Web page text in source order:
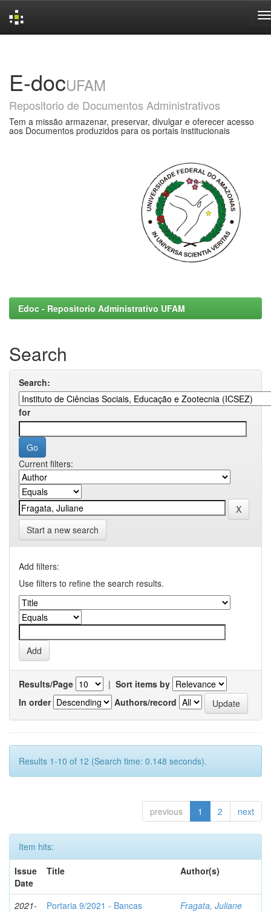
E-docUFAM
Repositorio de Documentos Administrativos
Tem a missão armazenar, preservar, divulgar e oferecer acesso
aos Documentos produzidos para os portais institucionais
Edoc - Repositorio Administrativo UFAM
Search
Search:
for
Current filters:
Start a new search
Add filters:
Use filters to refine the search results.
Results/Page | Sort items by
In order
Authors/record
Results 1-10 of 12 (Search time: 0.148 seconds).
previous 1 2 next
Item hits:
Issue
Date
Title Author(s)
2021-
Portaria 9/2021 - Bancas
Fragata, Juliane